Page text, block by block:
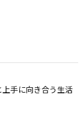
手に向き合う生活